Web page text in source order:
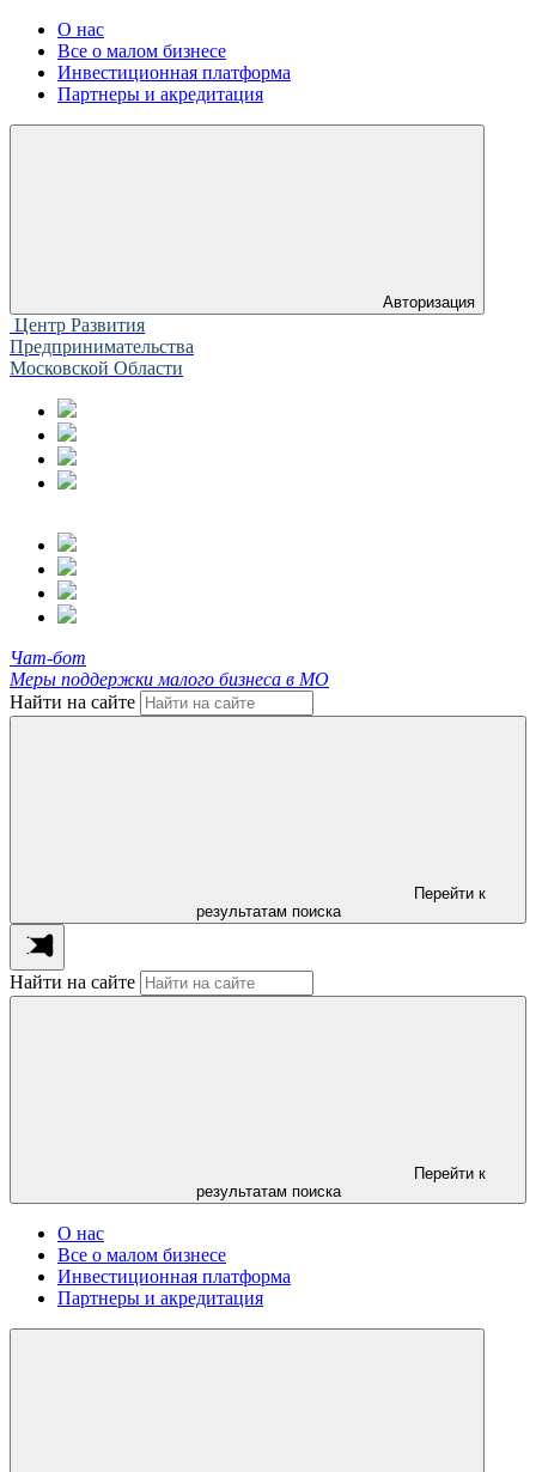
О нас
Все о малом бизнесе
Инвестиционная платформа
Партнеры и акредитация
Авторизация
Центр Развития
Предпринимательства
Московской Области
Чат-бот
Меры поддержки малого бизнеса в МО
Найти на сайте
Перейти к
результатам поиска
Найти на сайте
Перейти к
результатам поиска
О нас
Все о малом бизнесе
Инвестиционная платформа
Партнеры и акредитация